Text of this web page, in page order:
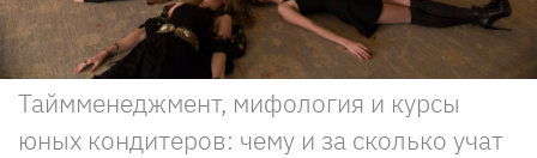
Таймменеджмент, мифология и курсы
юных кондитеров: чему и за сколько учат